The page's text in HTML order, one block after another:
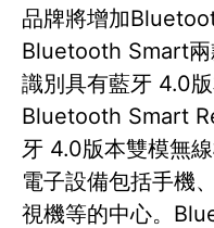
品牌將增加
Bluetooth Smart兩
識別具有藍牙 4.0
Bluetooth Smart
牙 4.0版本雙模無
電子設備包括手機
視機等的中心。